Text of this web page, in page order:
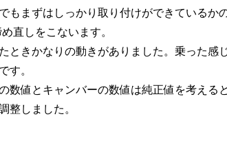
もまずはしっかり取り付けができているか
直しをこないます。
ときかなりの動きがありました。乗った感
す。
数値とキャンバーの数値は純正値を考える
整しました。